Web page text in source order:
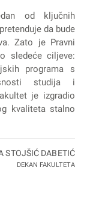
od ključnih
da bude
Zato je Pravni
sledeće ciljeve:
programa s
studija i
je izgradio
kvaliteta stalno
STOJŠIĆ DABETIĆ
DEKAN FAKULTETA